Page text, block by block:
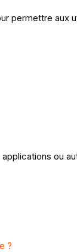
permettre aux
ou
?